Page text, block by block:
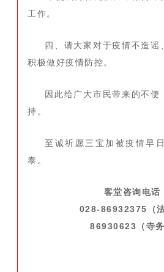
工作。
四、请大家对于疫情不造谣
积极做好疫情防控。
因此给广大市民带来的不便
持。
至诚祈愿三宝加被疫情早
泰。
客堂咨询电话
028-86932375（法
86930623（寺务